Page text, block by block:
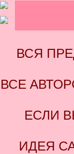
ВСЯ
ВСЕ
ЕСЛИ
ИДЕЯ